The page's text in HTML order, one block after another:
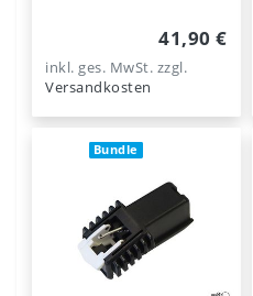
41,90 €
inkl. ges. MwSt. zzgl.
Versandkosten
Bundle